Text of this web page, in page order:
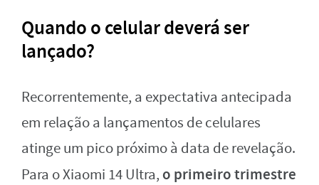
Quando o celular deverá ser
lançado?
Recorrentemente, a expectativa antecipada
em relação a lançamentos de celulares
atinge um pico próximo à data de revelação.
Para o Xiaomi 14 Ultra, o primeiro trimestre